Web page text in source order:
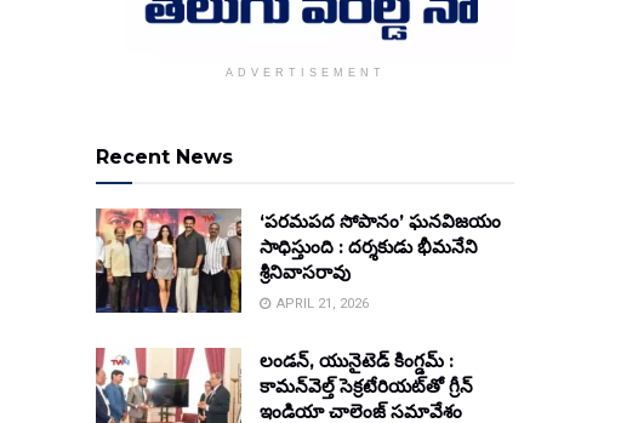
ADVERTISEMENT
Recent News
‘పరమపద సోపానం’ ఘనవిజయం
సాధిస్తుంది : దర్శకుడు భీమనేని
శ్రీనివాసరావు
APRIL 21, 2026
లండన్, యునైటెడ్ కింగ్డమ్ :
కామన్‌వెల్త్ సెక్రటేరియట్‌తో గ్రీన్
ఇండియా చాలెంజ్ సమావేశం